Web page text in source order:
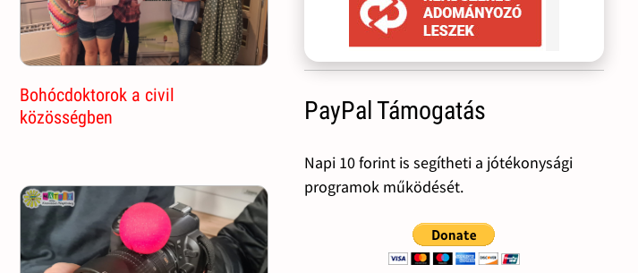
Bohócdoktorok a civil
közösségben
PayPal Támogatás
Napi 10 forint is segítheti a jótékonysági
programok működését.